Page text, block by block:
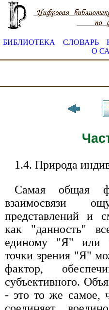
БИБЛИОТЕКА СЛОВАРЬ
О
1.4. Природа
Самая общая
взаимосвязи
представлений и
как "данность"
единому "Я" или
точки зрения "Я"
фактор,
субъективного.
- это то же самое,